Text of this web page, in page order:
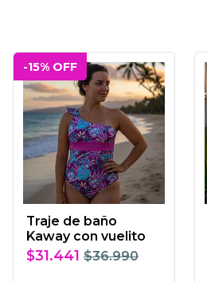
-15% OFF
Traje de baño
Kaway con vuelito
$31.441 $36.990